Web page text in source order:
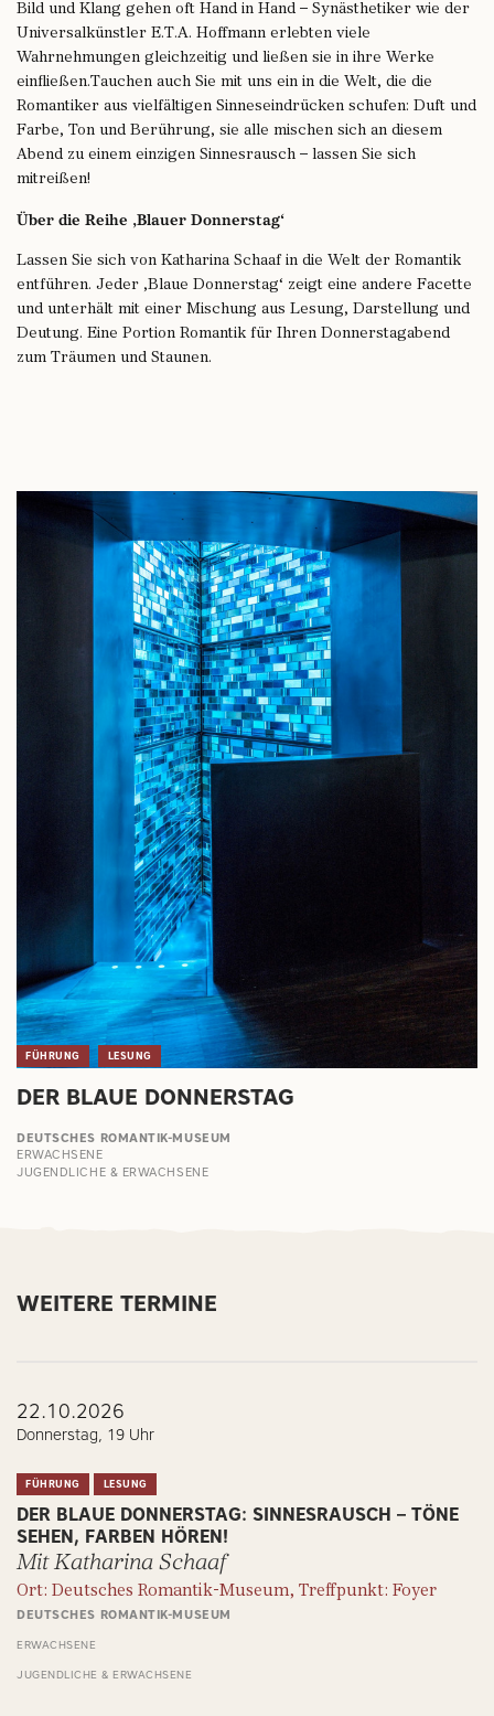
Bild und Klang gehen oft Hand in Hand – Synästhetiker wie der
Universalkünstler E.T.A. Hoffmann erlebten viele
Wahrnehmungen gleichzeitig und ließen sie in ihre Werke
einfließen.Tauchen auch Sie mit uns ein in die Welt, die die
Romantiker aus vielfältigen Sinneseindrücken schufen: Duft und
Farbe, Ton und Berührung, sie alle mischen sich an diesem
Abend zu einem einzigen Sinnesrausch – lassen Sie sich
mitreißen!
Über die Reihe ‚Blauer Donnerstag‘
Lassen Sie sich von Katharina Schaaf in die Welt der Romantik
entführen. Jeder ‚Blaue Donnerstag‘ zeigt eine andere Facette
und unterhält mit einer Mischung aus Lesung, Darstellung und
Deutung. Eine Portion Romantik für Ihren Donnerstagabend
zum Träumen und Staunen.
FÜHRUNG LESUNG
DER BLAUE DONNERSTAG
DEUTSCHES ROMANTIK-MUSEUM
ERWACHSENE
JUGENDLICHE & ERWACHSENE
WEITERE TERMINE
22.10.2026
Donnerstag, 19 Uhr
FÜHRUNG LESUNG
DER BLAUE DONNERSTAG: SINNESRAUSCH – TÖNE
SEHEN, FARBEN HÖREN!
Mit Katharina Schaaf
Ort: Deutsches Romantik-Museum, Treffpunkt: Foyer
DEUTSCHES ROMANTIK-MUSEUM
ERWACHSENE
JUGENDLICHE & ERWACHSENE